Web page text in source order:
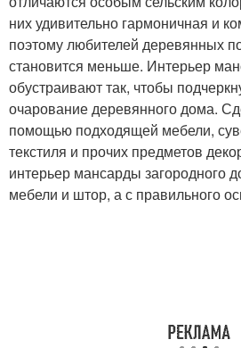
них удивительно гармоничная и
поэтому любителей деревянных
становится меньше. Интерьер
обустраивают так, чтобы
очарование деревянного дома.
помощью подходящей мебели,
текстиля и прочих предметов
интерьер мансарды загородного
мебели и штор, а с правильного